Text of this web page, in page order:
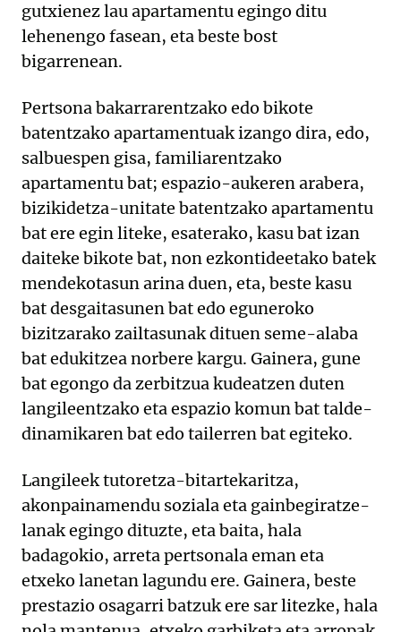
gutxienez lau apartamentu egingo ditu
lehenengo fasean, eta beste bost
bigarrenean.
Pertsona bakarrarentzako edo bikote
batentzako apartamentuak izango dira, edo,
salbuespen gisa, familiarentzako
apartamentu bat; espazio-aukeren arabera,
bizikidetza-unitate batentzako apartamentu
bat ere egin liteke, esaterako, kasu bat izan
daiteke bikote bat, non ezkontideetako batek
mendekotasun arina duen, eta, beste kasu
bat desgaitasunen bat edo eguneroko
bizitzarako zailtasunak dituen seme-alaba
bat edukitzea norbere kargu. Gainera, gune
bat egongo da zerbitzua kudeatzen duten
langileentzako eta espazio komun bat talde-
dinamikaren bat edo tailerren bat egiteko.
Langileek tutoretza-bitartekaritza,
akonpainamendu soziala eta gainbegiratze-
lanak egingo dituzte, eta baita, hala
badagokio, arreta pertsonala eman eta
etxeko lanetan lagundu ere. Gainera, beste
prestazio osagarri batzuk ere sar litezke, hala